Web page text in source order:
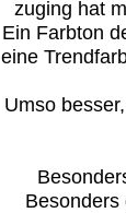
zuging hat
Ein Farbton
eine
Umso
Besonders